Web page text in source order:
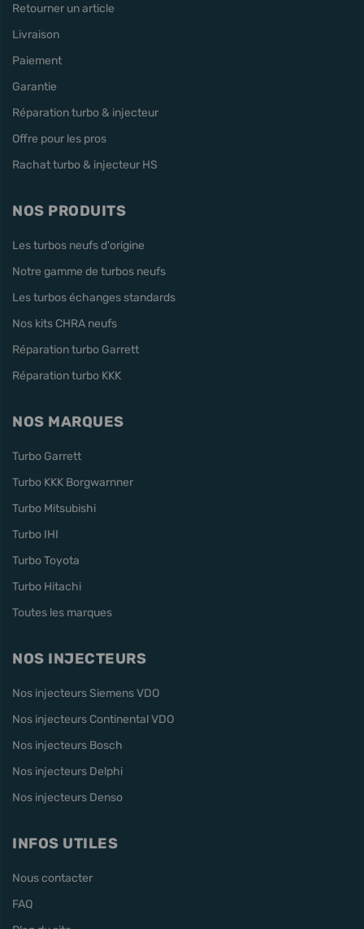
Retourner un article
Livraison
Paiement
Garantie
Réparation turbo & injecteur
Offre pour les pros
Rachat turbo & injecteur HS
NOS PRODUITS
Les turbos neufs d'origine
Notre gamme de turbos neufs
Les turbos échanges standards
Nos kits CHRA neufs
Réparation turbo Garrett
Réparation turbo KKK
NOS MARQUES
Turbo Garrett
Turbo KKK Borgwarnner
Turbo Mitsubishi
Turbo IHI
Turbo Toyota
Turbo Hitachi
Toutes les marques
NOS INJECTEURS
Nos injecteurs Siemens VDO
Nos injecteurs Continental VDO
Nos injecteurs Bosch
Nos injecteurs Delphi
Nos injecteurs Denso
INFOS UTILES
Nous contacter
FAQ